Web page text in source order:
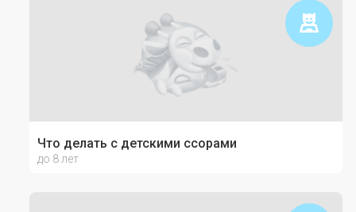
Что делать с детскими ссорами
до 8 лет